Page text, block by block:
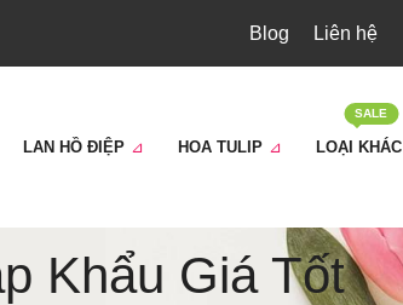
Blog Liên hệ
LAN HỒ ĐIỆP HOA TULIP LOẠI KHÁC
SALE
Khẩu Giá Tốt